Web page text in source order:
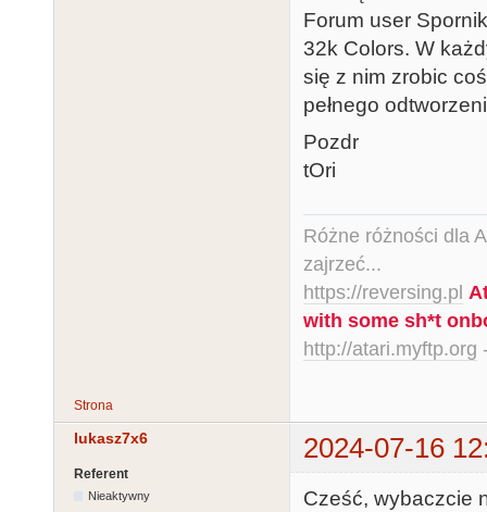
Forum user
32k Colors. W
się z nim zrobic
pełnego
Pozdr
tOri
Różne różności dla
zajrzeć...
https://reversing.pl
with some sh*t
http://atari.myftp.org
Strona
lukasz7x6 2024-07-16
Referent
Nieaktywny
Cześć, wybaczcie